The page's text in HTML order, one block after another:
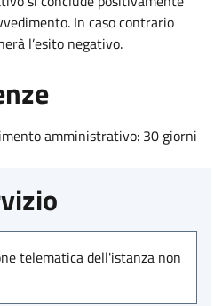
In caso contrario
l’esito negativo.
amministrativo: 30 giorni
telematica dell'istanza non